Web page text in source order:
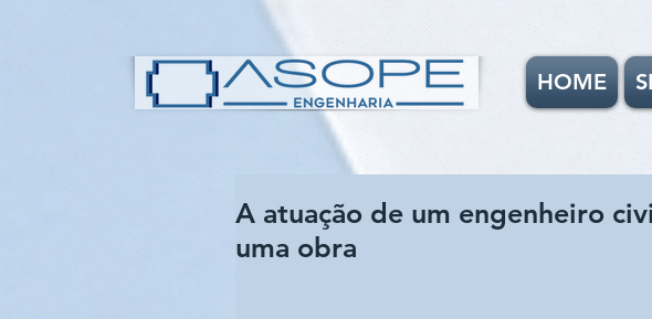
HOME
A atuação de um engenheiro
uma obra